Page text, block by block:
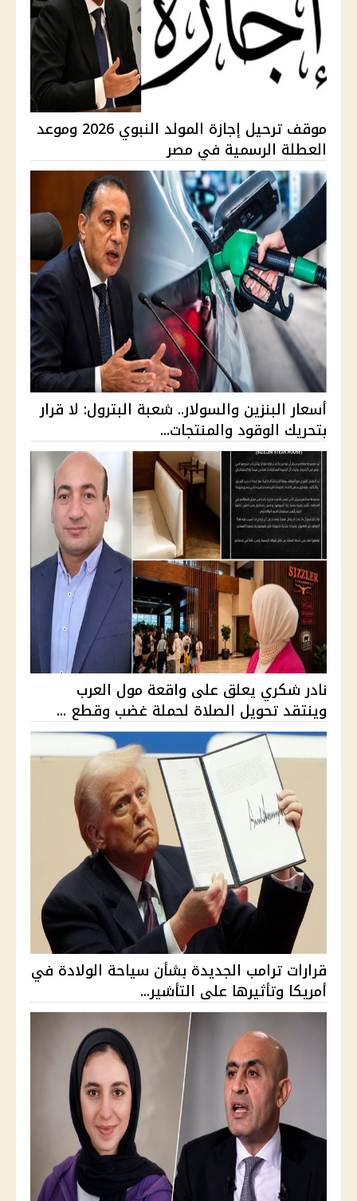
موقف ترحيل إجازة المولد النبوي 2026 وموعد
العطلة الرسمية في مصر
أسعار البنزين والسولار.. شعبة البترول: لا قرار
بتحريك الوقود والمنتجات...
نادر شكري يعلق على واقعة مول العرب
وينتقد تحويل الصلاة لحملة غضب وقطع ...
قرارات ترامب الجديدة بشأن سياحة الولادة في
أمريكا وتأثيرها على التأشير...